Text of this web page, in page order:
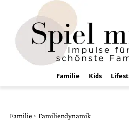
Familie Kids
Familie Familiendynamik